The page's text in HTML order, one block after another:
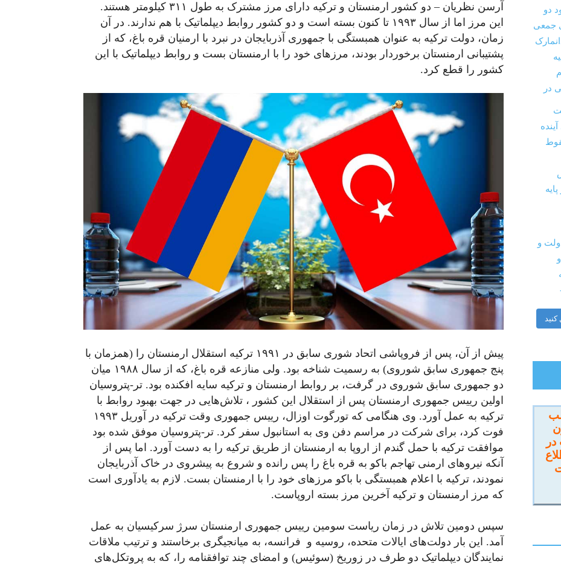
آرسن نظریان – دو کشور ارمنستان و ترکیه دارای مرز مشترک به طول ۳۱۱ کیلومتر هستند.
این مرز اما از سال ۱۹۹۳ تا کنون بسته است و دو کشور روابط دیپلماتیک با هم ندارند. در آن
زمان، دولت ترکیه به عنوان همبستگی با جمهوری آذربایجان در نبرد با ارمنیان قره باغ، که از
پشتیبانی ارمنستان برخوردار بودند، مرزهای خود را با ارمنستان بست و روابط دیپلماتیک با این
کشور را قطع کرد.
پیش از آن، پس از فروپاشی اتحاد شوری سابق در ۱۹۹۱ ترکیه استقلال ارمنستان را (همزمان با
پنج جمهوری سابق شوروی) به رسمیت شناخه بود. ولی منازعه قره باغ، که از سال ۱۹۸۸ میان
دو جمهوری سابق شوروی در گرفت، بر روابط ارمنستان و ترکیه سایه افکنده بود. تر-پتروسیان
اولین رییس جمهوری ارمنستان پس از استقلال این کشور ، تلاش‌هایی در جهت بهبود روابط با
ترکیه به عمل آورد. وی هنگامی‌ که تورگوت اوزال، رییس جمهوری وقت ترکیه در آوریل ۱۹۹۳
فوت کرد، برای شرکت در مراسم دفن وی به استانبول سفر کرد. تر-پتروسیان موفق شده بود
موافقت ترکیه با حمل گندم از اروپا به ارمنستان از طریق ترکیه را به دست آورد. اما پس از
آنکه نیروهای ارمنی تهاجم باکو به قره باغ را پس رانده و شروع به پیشروی در خاک آذربایجان
نمودند، ترکیه با اعلام همبستگی با باکو مرزهای خود را با ارمنستان بست. لازم به یادآوری است
که مرز ارمنستان و ترکیه آخرین مرز بسته اروپاست.
سپس دومین تلاش در زمان ریاست سومین رییس جمهوری ارمنستان سرژ سرکیسیان به عمل
آمد. این بار دولت‌های ایالات متحده، روسیه و فرانسه، به میانجیگری برخاستند و ترتیب ملاقات
نمایندگان دیپلماتیک دو طرف در زوریخ (سوئیس) و امضای چند توافقنامه را، که به پروتکل‌های
کنید